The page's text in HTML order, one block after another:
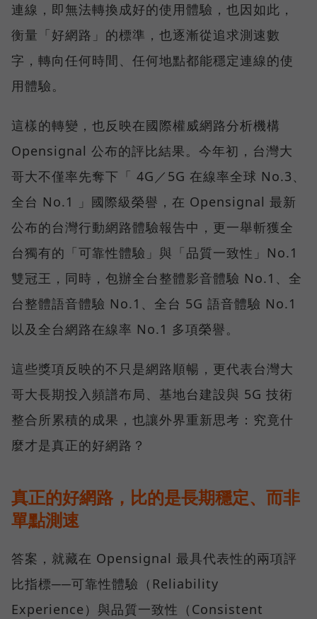
連線，即無法轉換成好的使用體驗，也因如此，
衡量「好網路」的標準，也逐漸從追求測速數
字，轉向任何時間、任何地點都能穩定連線的使
用體驗。
這樣的轉變，也反映在國際權威網路分析機構
Opensignal 公布的評比結果。今年初，台灣大
哥大不僅率先奪下「 4G／5G 在線率全球 No.3、
全台 No.1 」國際級榮譽，在 Opensignal 最新
公布的台灣行動網路體驗報告中，更一舉斬獲全
台獨有的「可靠性體驗」與「品質一致性」No.1
雙冠王，同時，包辦全台整體影音體驗 No.1、全
台整體語音體驗 No.1、全台 5G 語音體驗 No.1
以及全台網路在線率 No.1 多項榮譽。
這些獎項反映的不只是網路順暢，更代表台灣大
哥大長期投入頻譜布局、基地台建設與 5G 技術
整合所累積的成果，也讓外界重新思考：究竟什
麼才是真正的好網路？
真正的好網路，比的是長期穩定、而非
單點測速
答案，就藏在 Opensignal 最具代表性的兩項評
比指標──可靠性體驗（Reliability
Experience）與品質一致性（Consistent